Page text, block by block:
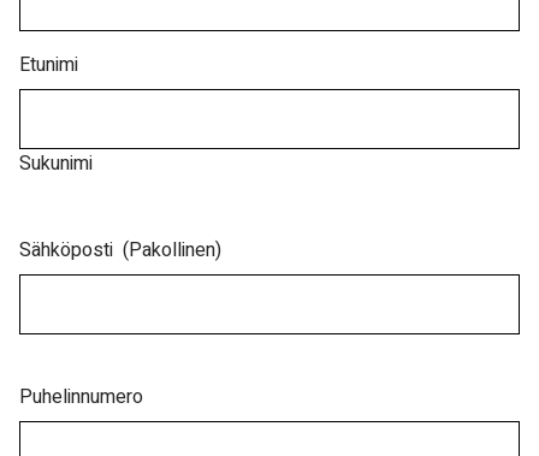
Etunimi
Sukunimi
Sähköposti (Pakollinen)
Puhelinnumero